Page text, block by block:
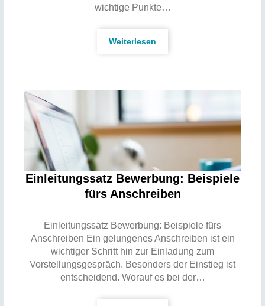
wichtige Punkte…
Weiterlesen
Einleitungssatz Bewerbung: Beispiele
fürs Anschreiben
Einleitungssatz Bewerbung: Beispiele fürs
Anschreiben Ein gelungenes Anschreiben ist ein
wichtiger Schritt hin zur Einladung zum
Vorstellungsgespräch. Besonders der Einstieg ist
entscheidend. Worauf es bei der…